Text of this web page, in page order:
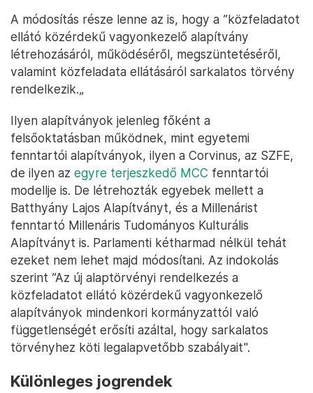
A módosítás része lenne az is, hogy a ”közfeladatot
ellátó közérdekű vagyonkezelő alapítvány
létrehozásáról, működéséről, megszüntetéséről,
valamint közfeladata ellátásáról sarkalatos törvény
rendelkezik.„
Ilyen alapítványok jelenleg főként a
felsőoktatásban működnek, mint egyetemi
fenntartói alapítványok, ilyen a Corvinus, az SZFE,
de ilyen az egyre terjeszkedő MCC fenntartói
modellje is. De létrehozták egyebek mellett a
Batthyány Lajos Alapítványt, és a Millenárist
fenntartó Millenáris Tudományos Kulturális
Alapítványt is. Parlamenti kétharmad nélkül tehát
ezeket nem lehet majd módosítani. Az indokolás
szerint ”Az új alaptörvényi rendelkezés a
közfeladatot ellátó közérdekű vagyonkezelő
alapítványok mindenkori kormányzattól való
függetlenségét erősíti azáltal, hogy sarkalatos
törvényhez köti legalapvetőbb szabályait".
Különleges jogrendek